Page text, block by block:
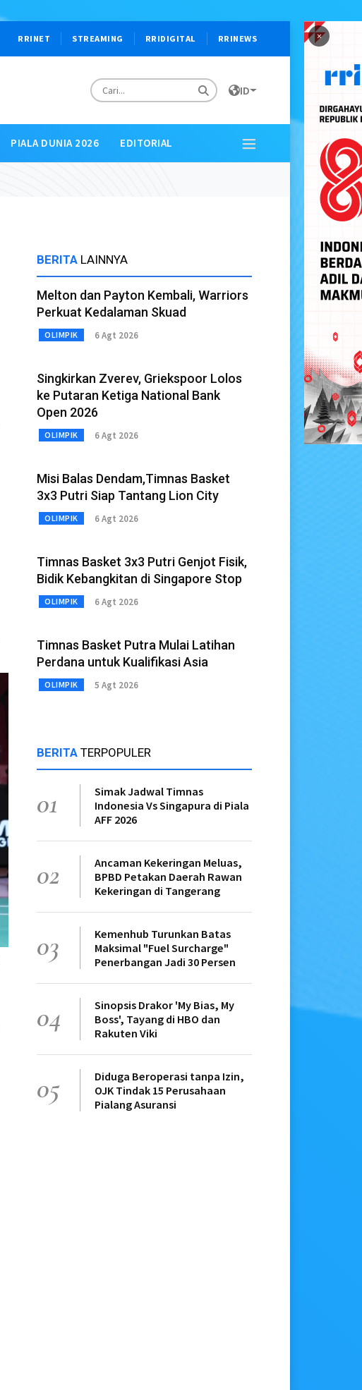
×
RRINET STREAMING RRIDIGITAL RRINEWS
ID
PIALA DUNIA 2026 EDITORIAL
BERITA LAINNYA
Melton dan Payton Kembali, Warriors
Perkuat Kedalaman Skuad
OLIMPIK 6 Agt 2026
Singkirkan Zverev, Griekspoor Lolos
ke Putaran Ketiga National Bank
Open 2026
OLIMPIK 6 Agt 2026
Misi Balas Dendam,Timnas Basket
3x3 Putri Siap Tantang Lion City
OLIMPIK 6 Agt 2026
Timnas Basket 3x3 Putri Genjot Fisik,
Bidik Kebangkitan di Singapore Stop
OLIMPIK 6 Agt 2026
Timnas Basket Putra Mulai Latihan
Perdana untuk Kualifikasi Asia
OLIMPIK 5 Agt 2026
BERITA TERPOPULER
01
Simak Jadwal Timnas
Indonesia Vs Singapura di Piala
AFF 2026
02
Ancaman Kekeringan Meluas,
BPBD Petakan Daerah Rawan
Kekeringan di Tangerang
03
Kemenhub Turunkan Batas
Maksimal "Fuel Surcharge"
Penerbangan Jadi 30 Persen
04
Sinopsis Drakor 'My Bias, My
Boss', Tayang di HBO dan
Rakuten Viki
05
Diduga Beroperasi tanpa Izin,
OJK Tindak 15 Perusahaan
Pialang Asuransi